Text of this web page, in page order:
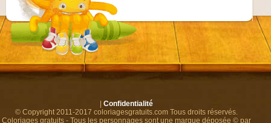
Confidentialité
© Copyright 2011-2017 coloriagesgratuits.com Tous droits réservés.
Coloriages gratuits - Tous les personnages sont une marque déposée © par